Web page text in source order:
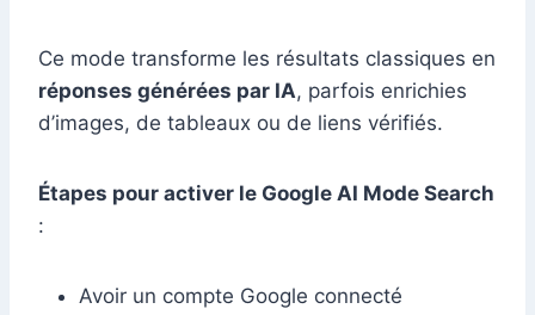
Ce mode transforme les résultats classiques en
réponses générées par IA, parfois enrichies
d’images, de tableaux ou de liens vérifiés.
Étapes pour activer le Google AI Mode Search
:
Avoir un compte Google connecté